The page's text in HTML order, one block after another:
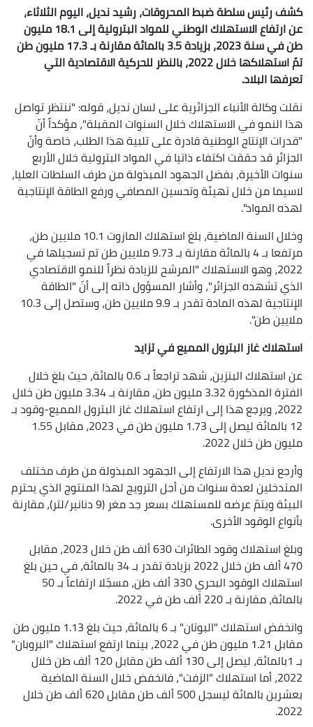
كشف رئيس سلطة ضبط المحروقات، رشيد نديل، اليوم الثلاثاء،
عن ارتفاع
الاستهلاك الوطني للمواد البترولية إلى 18.1 مليون
طن في سنة 2023، بزيادة 3.5 بالمائة مقارنة بـ 17.3 مليون طن
تمّ استهلاكها خلال 2022، بالنظر للحركية الاقتصادية التي
تعرفها البلاد.
نقلت وكالة الأنباء الجزائرية على لسان نديل، قوله: "ننتظر تواصل
هذا النمو في الاستهلاك خلال السنوات المقبلة"، مؤكداً أنّ
"قدرات الإنتاج الوطنية قادرة على تلبية هذا الطلب، خاصة وأنّ
الجزائر قد حققت اكتفاء ذاتيا في المواد البترولية خلال الأربع
سنوات الأخيرة، بفضل الجهود المبذولة من طرف السلطات العليا،
لاسيما من خلال تهيئة وتحسين المصافي ورفع الطاقة الإنتاجية
لهذه المواد".
وخلال السنة الماضية، بلغ استهلاك المازوت 10.1 ملايين طن،
مرتفعا بـ 4 بالمائة مقارنة بـ 9.73 ملايين طن تم تسجيلها في
2022، وهو الاستهلاك "المرشح للزيادة نظراً للنمو الاقتصادي
الذي تشهده الجزائر"، وأشار المسؤول ذاته إلى أنّ "الطاقة
الإنتاجية لهذه المادة تقدر بـ 9.9 ملايين طن، وستصل إلى 10.3
ملايين طن".
استهلاك غاز البترول المميع في تزايد
عن استهلاك البنزين، شهد تراجعاً بـ 0.6 بالمائة، حيث بلغ خلال
الفترة المذكورة 3.32 مليون طن، مقارنة بـ 3.34 مليون طن خلال
2022، ويرجع هذا إلى ارتفاع استهلاك غاز البترول المميع-وقود بـ
12 بالمائة ليصل إلى 1.73 مليون طن في 2023، مقابل 1.55
مليون طن خلال 2022.
وأرجع نديل هذا الارتفاع إلى الجهود المبذولة من طرف مختلف
المتدخلين لعدة سنوات من أجل الترويج لهذا المنتوج الذي يحترم
البيئة ويتمّ عرضه للمستهلك بسعر جد مغر (9 دنانير/لتر)، مقارنة
بأنواع الوقود الأخرى.
وبلغ استهلاك وقود الطائرات 630 ألف طن خلال 2023، مقابل
470 ألف طن خلال 2022 بزيادة تقدر بـ 34 بالمائة، في حين بلغ
استهلاك الوقود البحري 330 ألف طن، مسجّلا ارتفاعاً بـ 50
بالمائة، مقارنة بـ 220 ألف طن في 2022.
وانخفض استهلاك "البوتان" بـ 6 بالمائة، حيث بلغ 1.13 مليون طن
مقابل 1.21 مليون طن في 2022، بينما ارتفع استهلاك "البروبان"
بـ 1بالمائة، ليصل إلى 130 ألف طن مقابل 120 ألف طن خلال
2022، أما استهلاك "الزفت"، فانخفض خلال السنة الماضية
بعشرين بالمائة ليسجل 500 ألف طن مقابل 620 ألف طن خلال
2022.